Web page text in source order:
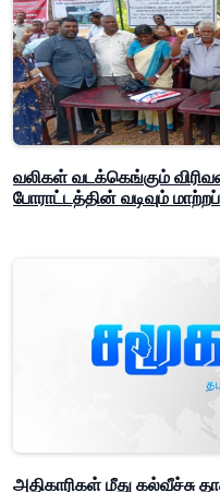
வலிகள் வடக்கெங்கும்
போராட்டத்தின் வடிவும்
அதிகாரிகள் மீது கல்வீச்சு